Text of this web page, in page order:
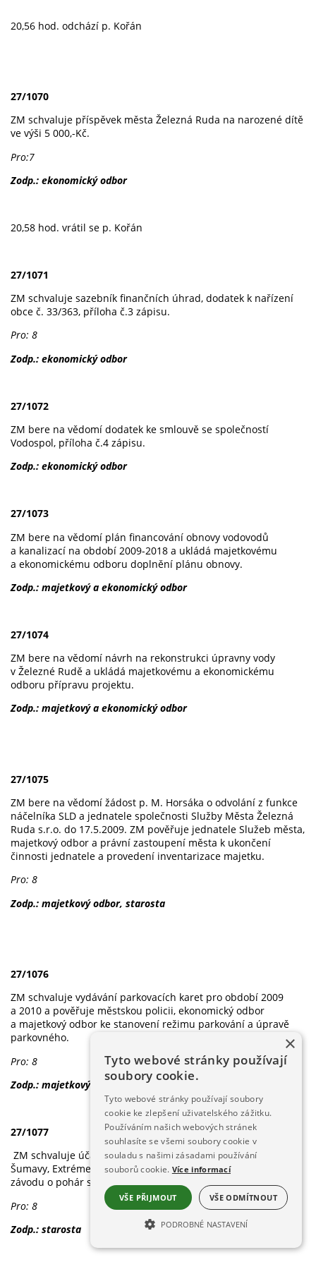
20,56 hod. odchází p. Kořán
27/1070
ZM schvaluje příspěvek města Železná Ruda na narozené dítě
ve výši 5 000,-Kč.
Pro:7
Zodp.: ekonomický odbor
20,58 hod. vrátil se p. Kořán
27/1071
ZM schvaluje sazebník finančních úhrad, dodatek k nařízení
obce č. 33/363, příloha č.3 zápisu.
Pro: 8
Zodp.: ekonomický odbor
27/1072
ZM bere na vědomí dodatek ke smlouvě se společností
Vodospol, příloha č.4 zápisu.
Zodp.: ekonomický odbor
27/1073
ZM bere na vědomí plán financování obnovy vodovodů
a kanalizací na období 2009-2018 a ukládá majetkovému
a ekonomickému odboru doplnění plánu obnovy.
Zodp.: majetkový a ekonomický odbor
27/1074
ZM bere na vědomí návrh na rekonstrukci úpravny vody
v Železné Rudě a ukládá majetkovému a ekonomickému
odboru přípravu projektu.
Zodp.: majetkový a ekonomický odbor
27/1075
ZM bere na vědomí žádost p. M. Horsáka o odvolání z funkce
náčelníka SLD a jednatele společnosti Služby Města Železná
Ruda s.r.o. do 17.5.2009. ZM pověřuje jednatele Služeb města,
majetkový odbor a právní zastoupení města k ukončení
činnosti jednatele a provedení inventarizace majetku.
Pro: 8
Zodp.: majetkový odbor, starosta
27/1076
ZM schvaluje vydávání parkovacích karet pro období 2009
a 2010 a pověřuje městskou policii, ekonomický odbor
a majetkový odbor ke stanovení režimu parkování a úpravě
parkovného.
Pro: 8
Zodp.: majetkový a ekonomický odbor
27/1077
ZM schvaluje účast Města Železná Ruda na akcích – Dívka
Šumavy, Extréme Day na Samotách a podporu lyžařského
závodu o pohár starosty Města Železná Ruda.
Pro: 8
Zodp.: starosta
×
Tyto webové stránky používají
soubory cookie.
Tyto webové stránky používají soubory
cookie ke zlepšení uživatelského zážitku.
Používáním našich webových stránek
souhlasíte se všemi soubory cookie v
souladu s našimi zásadami používání
souborů cookie. Více informací
VŠE PŘIJMOUT VŠE ODMÍTNOUT
PODROBNÉ NASTAVENÍ
NEZBYTNĚ NUTNÉ SOUBORY